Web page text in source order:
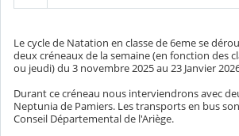
Le cycle de Natation en classe de 6eme se
deux créneaux de la semaine (en fonction des
ou jeudi) du 3 novembre 2025 au 23 Janvier
Durant ce créneau nous interviendrons avec
Neptunia de Pamiers. Les transports en bus
Conseil Départemental de l'Ariège.